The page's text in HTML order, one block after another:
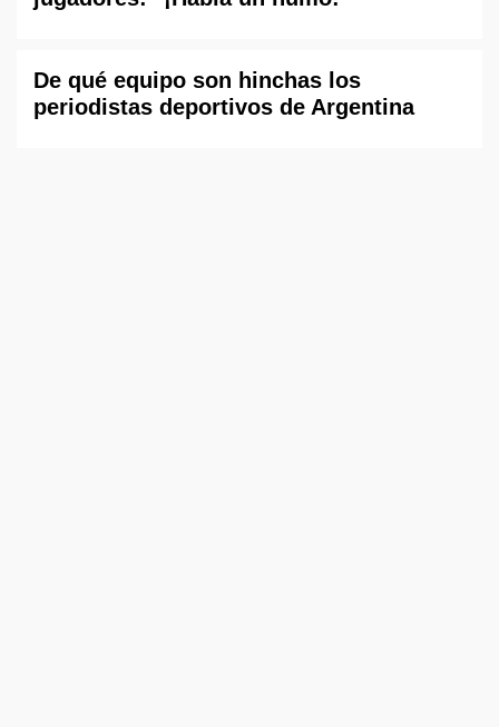
De qué equipo son hinchas los
periodistas deportivos de Argentina